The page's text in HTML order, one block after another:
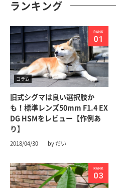
ランキング
コラム
旧式シグマは良い選択肢か
も！標準レンズ50mm F1.4 EX
DG HSMをレビュー【作例あ
り】
2018/04/30 by だい